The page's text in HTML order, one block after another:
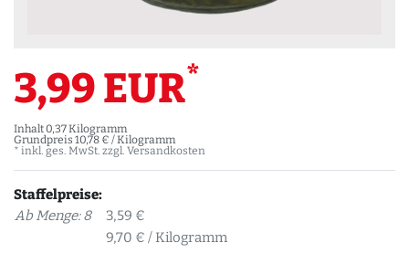
3,99 EUR*
Inhalt0,37Kilogramm
Grundpreis 10,78 € / Kilogramm
* inkl. ges. MwSt. zzgl. Versandkosten
Staffelpreise:
Ab Menge: 8
3,59 €
9,70 € / Kilogramm